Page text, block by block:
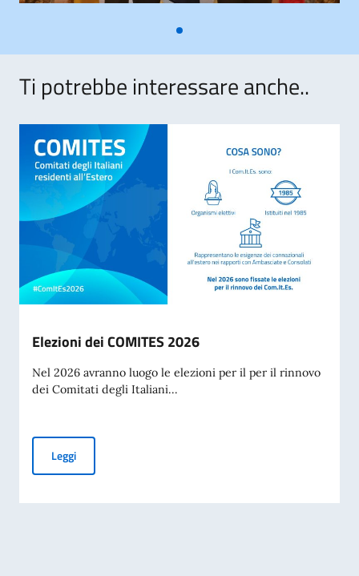
Ti potrebbe interessare anche..
Elezioni dei COMITES 2026
Nel 2026 avranno luogo le elezioni per il per il rinnovo
dei Comitati degli Italiani...
LeggiElezioni dei COMITES 2026